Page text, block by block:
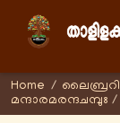
Home / ലൈബ്രറി
മന്ദാരമരന്ദചമ്പുഃ /